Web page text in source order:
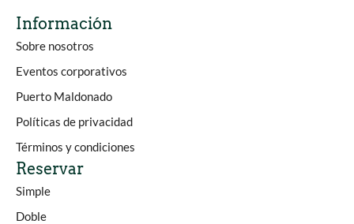
Información
Sobre nosotros
Eventos corporativos
Puerto Maldonado
Políticas de privacidad
Términos y condiciones
Reservar
Simple
Doble